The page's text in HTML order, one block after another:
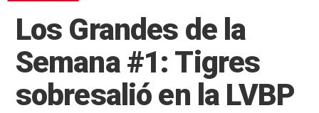
Los Grandes de la
Semana #1: Tigres
sobresalió en la LVBP